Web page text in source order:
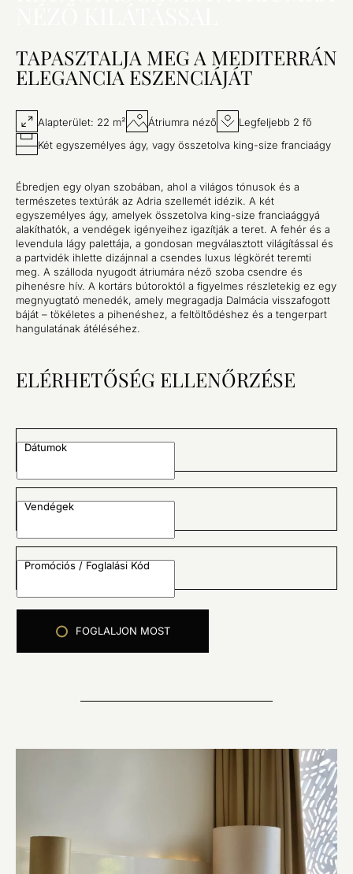
TAPASZTALJA MEG A MEDITERRÁN
ELEGANCIA ESZENCIÁJÁT
Alapterület: 22 m² Átriumra néző
Legfeljebb 2 fő
Két egyszemélyes ágy, vagy összetolva king-size franciaágy
Ébredjen egy olyan szobában, ahol a világos tónusok és a
természetes textúrák az Adria szellemét idézik. A két
egyszemélyes ágy, amelyek összetolva king-size franciaággyá
alakíthatók, a vendégek igényeihez igazítják a teret. A fehér és a
levendula lágy palettája, a gondosan megválasztott világítással és
a partvidék ihlette dizájnnal a csendes luxus légkörét teremti
meg. A szálloda nyugodt átriumára néző szoba csendre és
pihenésre hív. A kortárs bútoroktól a figyelmes részletekig ez egy
megnyugtató menedék, amely megragadja Dalmácia visszafogott
báját – tökéletes a pihenéshez, a feltöltődéshez és a tengerpart
hangulatának átéléséhez.
ELÉRHETŐSÉG ELLENŐRZÉSE
Dátumok
Vendégek
Promóciós / Foglalási Kód
FOGLALJON MOST